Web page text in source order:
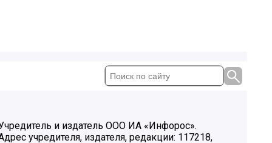
и издатель ООО ИА «Инфорос».
учредителя, издателя, редакции: 117218,